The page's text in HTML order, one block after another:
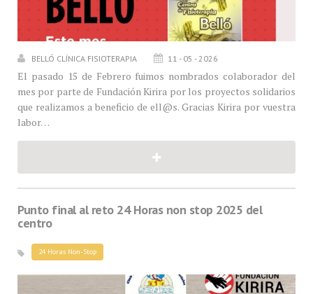
BELLÓ CLÍNICA FISIOTERAPIA 11 - 05 - 2026
El pasado 15 de Febrero fuimos nombrados colaborador del
mes por parte de Fundación Kirira por los proyectos solidarios
que realizamos a beneficio de ell@s. Gracias Kirira por vuestra
labor…
Punto final al reto 24 Horas non stop 2025 del
centro
24 Horas Non-Stop